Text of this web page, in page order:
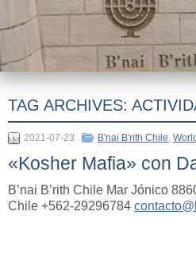
TAG ARCHIVES:
2021-07-23 B'nai B'rith Chile, World
«Kosher Mafia» con
B’nai B’rith Chile Mar Jónico
Chile +562-29296784